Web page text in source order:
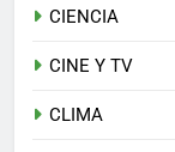
CIENCIA
CINE Y TV
CLIMA